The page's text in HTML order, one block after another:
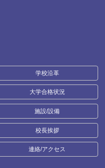
学校沿革
大学合格状況
施設/設備
校長挨拶
連絡/アクセス